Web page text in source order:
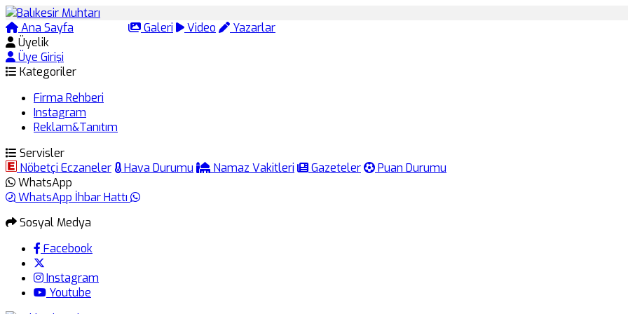
Ana Sayfa Galeri Video
Yazarlar
Üyelik
Üye Girişi
Kategoriler
Firma Rehberi
Instagram
Reklam&Tanıtım
Servisler
Nöbetçi Eczaneler
Hava Durumu Namaz Vakitleri Gazeteler
Puan Durumu
WhatsApp
WhatsApp İhbar Hattı
Sosyal Medya
Facebook
Instagram
Youtube